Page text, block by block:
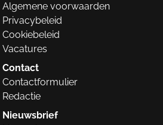
Algemene voorwaarden
Privacybeleid
Cookiebeleid
Vacatures
Contact
Contactformulier
Redactie
Nieuwsbrief